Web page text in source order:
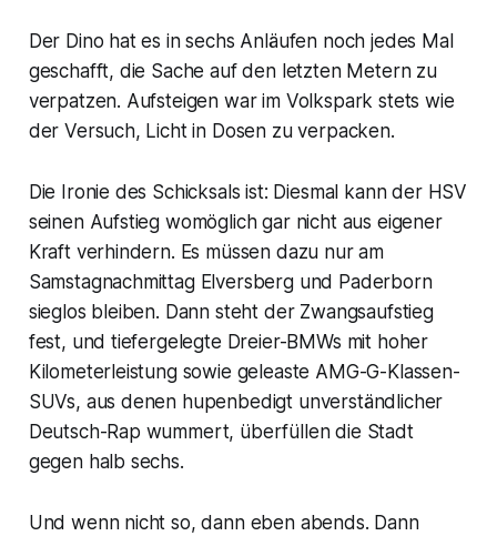
Der Dino hat es in sechs Anläufen noch jedes Mal
geschafft, die Sache auf den letzten Metern zu
verpatzen. Aufsteigen war im Volkspark stets wie
der Versuch, Licht in Dosen zu verpacken.
Die Ironie des Schicksals ist: Diesmal kann der HSV
seinen Aufstieg womöglich gar nicht aus eigener
Kraft verhindern. Es müssen dazu nur am
Samstagnachmittag Elversberg und Paderborn
sieglos bleiben. Dann steht der Zwangsaufstieg
fest, und tiefergelegte Dreier-BMWs mit hoher
Kilometerleistung sowie geleaste AMG-G-Klassen-
SUVs, aus denen hupenbedigt unverständlicher
Deutsch-Rap wummert, überfüllen die Stadt
gegen halb sechs.
Und wenn nicht so, dann eben abends. Dann